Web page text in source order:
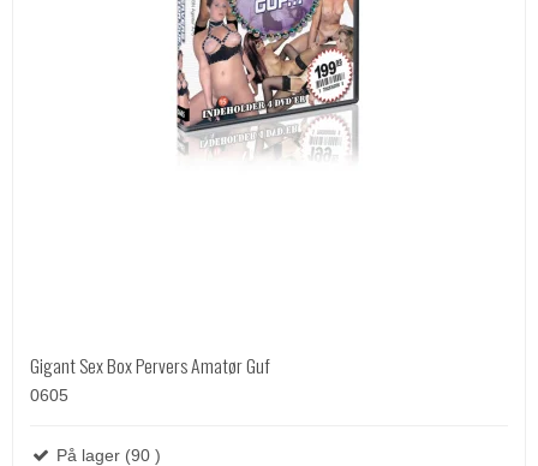
Gigant Sex Box Pervers Amatør Guf
0605
På lager (90 )